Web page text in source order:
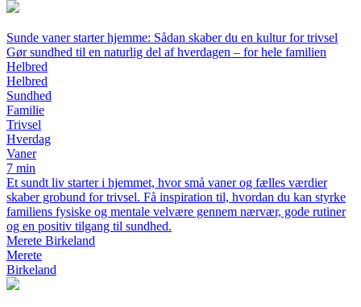
Sunde vaner starter hjemme: Sådan skaber du en kultur for trivsel
Gør sundhed til en naturlig del af hverdagen – for hele familien
Helbred
Helbred
Sundhed
Familie
Trivsel
Hverdag
Vaner
7 min
Et sundt liv starter i hjemmet, hvor små vaner og fælles værdier
skaber grobund for trivsel. Få inspiration til, hvordan du kan styrke
familiens fysiske og mentale velvære gennem nærvær, gode rutiner
og en positiv tilgang til sundhed.
Merete Birkeland
Merete
Birkeland